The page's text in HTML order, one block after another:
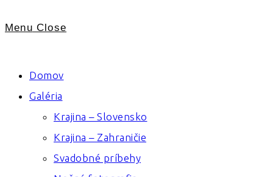
Menu Close
Domov
Galéria
Krajina – Slovensko
Krajina – Zahraničie
Svadobné príbehy